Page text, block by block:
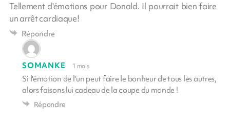
Tellement d'émotions pour Donald. Il pourrait bien faire
un arrêt cardiaque!
Répondre
SOMANKE 1 mois
Si l'émotion de l'un peut faire le bonheur de tous les autres,
alors faisons lui cadeau de la coupe du monde !
Répondre